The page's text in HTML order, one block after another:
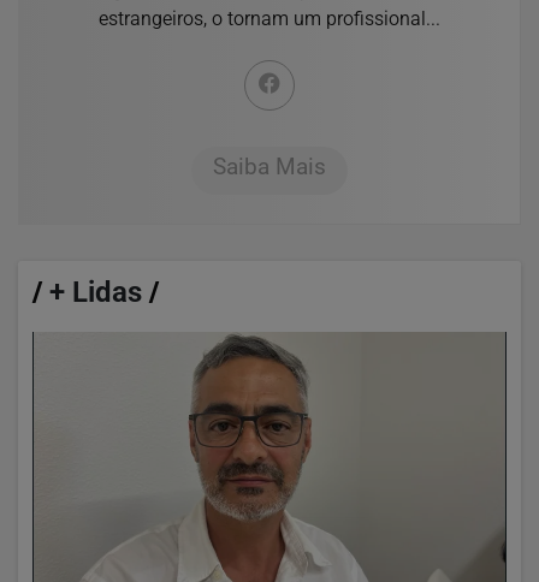
estrangeiros, o tornam um profissional...
Saiba Mais
/ + Lidas /